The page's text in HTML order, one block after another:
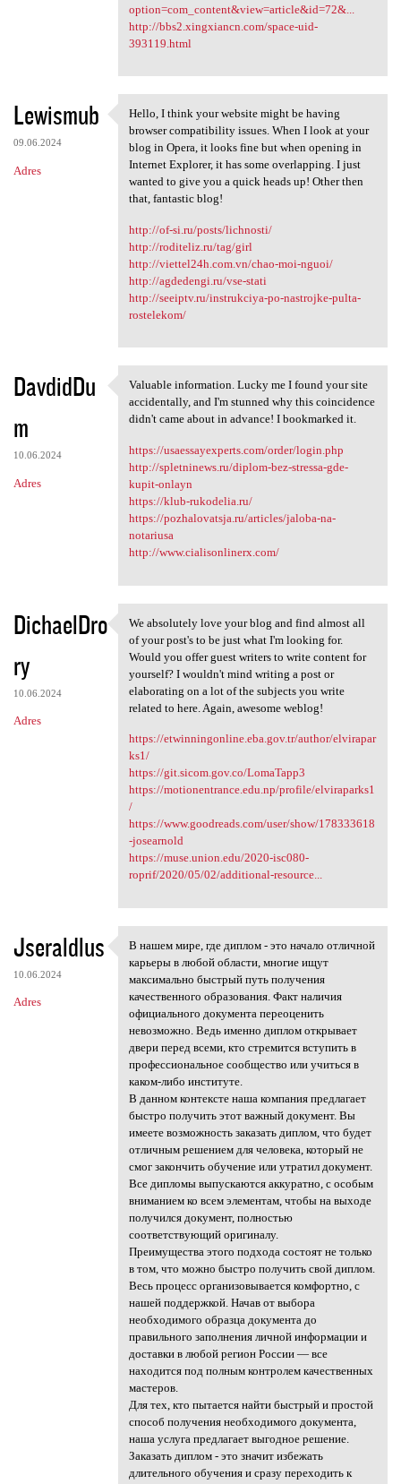
option=com_content&view=article&id=72&...
http://bbs2.xingxiancn.com/space-uid-
393119.html
Lewismub
09.06.2024
Adres
Hello, I think your website
Hello, I think your website might be having
browser compatibility issues. When I look at your
blog in Opera, it looks fine but when opening in
Internet Explorer, it has some overlapping. I just
wanted to give you a quick heads up! Other then
that, fantastic blog!
http://of-si.ru/posts/lichnosti/
http://roditeliz.ru/tag/girl
http://viettel24h.com.vn/chao-moi-nguoi/
http://agdedengi.ru/vse-stati
http://seeiptv.ru/instrukciya-po-nastrojke-pulta-
rostelekom/
DavdidDu
m
10.06.2024
Adres
Valuable information. Lucky
Valuable information. Lucky me I found your site
accidentally, and I'm stunned why this coincidence
didn't came about in advance! I bookmarked it.
https://usaessayexperts.com/order/login.php
http://spletninews.ru/diplom-bez-stressa-gde-
kupit-onlayn
https://klub-rukodelia.ru/
https://pozhalovatsja.ru/articles/jaloba-na-
notariusa
http://www.cialisonlinerx.com/
DichaelDro
ry
10.06.2024
Adres
We absolutely love your blog
We absolutely love your blog and find almost all
of your post's to be just what I'm looking for.
Would you offer guest writers to write content for
yourself? I wouldn't mind writing a post or
elaborating on a lot of the subjects you write
related to here. Again, awesome weblog!
https://etwinningonline.eba.gov.tr/author/elvirapar
ks1/
https://git.sicom.gov.co/LomaTapp3
https://motionentrance.edu.np/profile/elviraparks1
/
https://www.goodreads.com/user/show/178333618
-josearnold
https://muse.union.edu/2020-isc080-
roprif/2020/05/02/additional-resource...
Jseraldlus
10.06.2024
Adres
В нашем мире, где диплом -
В нашем мире, где диплом - это начало отличной
карьеры в любой области, многие ищут
максимально быстрый путь получения
качественного образования. Факт наличия
официального документа переоценить
невозможно. Ведь именно диплом открывает
двери перед всеми, кто стремится вступить в
профессиональное сообщество или учиться в
каком-либо институте.
В данном контексте наша компания предлагает
быстро получить этот важный документ. Вы
имеете возможность заказать диплом, что будет
отличным решением для человека, который не
смог закончить обучение или утратил документ.
Все дипломы выпускаются аккуратно, с особым
вниманием ко всем элементам, чтобы на выходе
получился документ, полностью
соответствующий оригиналу.
Преимущества этого подхода состоят не только
в том, что можно быстро получить свой диплом.
Весь процесс организовывается комфортно, с
нашей поддержкой. Начав от выбора
необходимого образца документа до
правильного заполнения личной информации и
доставки в любой регион России — все
находится под полным контролем качественных
мастеров.
Для тех, кто пытается найти быстрый и простой
способ получения необходимого документа,
наша услуга предлагает выгодное решение.
Заказать диплом - это значит избежать
длительного обучения и сразу переходить к